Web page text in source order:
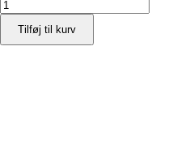
Holding
Hands
Brun
(Stort
Tilføj til kurv